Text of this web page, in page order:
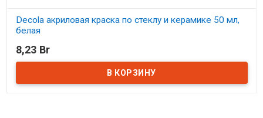
Decola акриловая краска по стеклу и керамике 50 мл,
белая
В наличии
8,23 Br